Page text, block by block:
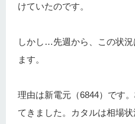
けていたのです。
しかし…先週から、この状
ます。
理由は新電元（6844）です
てきました。カタルは相場